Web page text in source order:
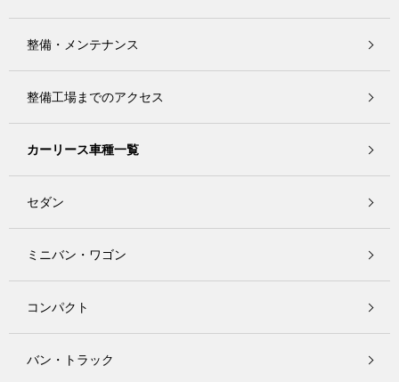
整備・メンテナンス
整備工場までのアクセス
カーリース車種一覧
セダン
ミニバン・ワゴン
コンパクト
バン・トラック